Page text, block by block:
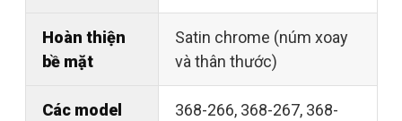
Hoàn thiện
bề mặt
Satin chrome (núm xoay
và thân thước)
Các model
368-266, 368-267, 368-